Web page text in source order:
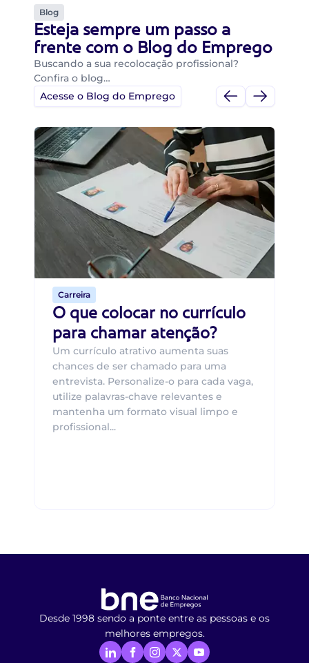
Blog
Esteja sempre um passo a
frente com o Blog do Emprego
Buscando a sua recolocação profissional?
Confira o blog…
Acesse o Blog do Emprego
Carreira
O que colocar no currículo
para chamar atenção?
Um currículo atrativo aumenta suas
chances de ser chamado para uma
entrevista. Personalize-o para cada vaga,
utilize palavras-chave relevantes e
mantenha um formato visual limpo e
profissional...
Desde 1998 sendo a ponte entre as pessoas e os
melhores empregos.